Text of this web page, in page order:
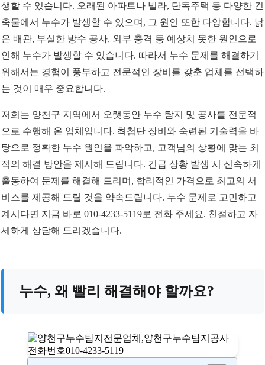
생할 수 있습니다. 오래된 아파트나 빌라, 단독주택 등 다양한 건
축물에서 누수가 발생할 수 있으며, 그 원인 또한 다양합니다. 낡
은 배관, 부실한 방수 공사, 외부 충격 등 예상치 못한 원인으로
인해 누수가 발생할 수 있습니다. 따라서 누수 문제를 해결하기
위해서는 경험이 풍부하고 전문적인 장비를 갖춘 업체를 선택하
는 것이 매우 중요합니다.
저희는 양천구 지역에서 오랫동안 누수 탐지 및 공사를 전문적
으로 수행해 온 업체입니다. 최첨단 장비와 숙련된 기술력을 바
탕으로 정확한 누수 원인을 파악하고, 고객님의 상황에 맞는 최
적의 해결 방안을 제시해 드립니다. 긴급 상황 발생 시 신속하게
출동하여 문제를 해결해 드리며, 합리적인 가격으로 최고의 서
비스를 제공해 드릴 것을 약속드립니다. 누수 문제로 고민하고
계시다면 지금 바로 010-4233-5119로 전화 주세요. 친절하고 자
세하게 상담해 드리겠습니다.
누수, 왜 빨리 해결해야 할까요?